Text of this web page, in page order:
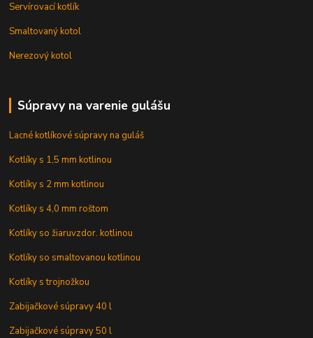
Servírovací kotlík
Smaltovaný kotol
Nerezový kotol
Súpravy na varenie gulášu
Lacné kotlíkové súpravy na guláš
Kotlíky s 1,5 mm kotlinou
Kotlíky s 2 mm kotlinou
Kotlíky s 4,0 mm roštom
Kotlíky so žiaruvzdor. kotlinou
Kotlíky so smaltovanou kotlinou
Kotlíky s trojnožkou
Zabijačkové súpravy 40 l
Zabijačkové súpravy 50 l